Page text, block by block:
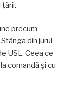
precum
din jurul
USL. Ceea ce
comandă și cu